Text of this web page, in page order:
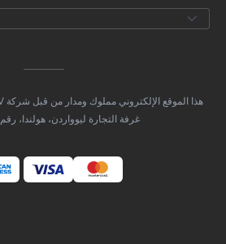
غرفة التجارة ليوواردن، هولندا، رقم 01104443